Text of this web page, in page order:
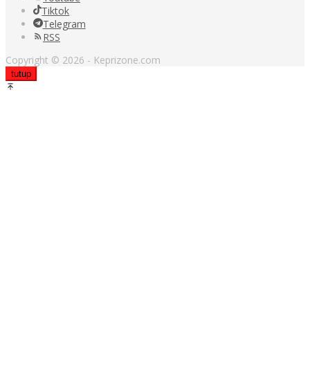
Tiktok
Telegram
RSS
Copyright © 2026 - Keprizone.com
tutup